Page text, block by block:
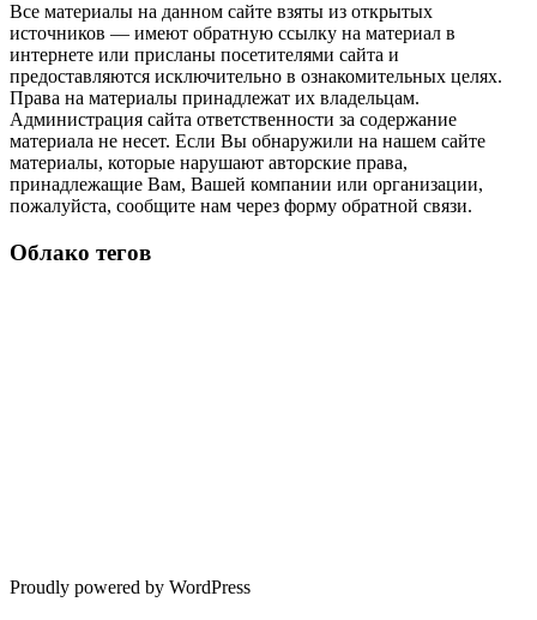
Все материалы на данном сайте взяты из открытых
источников — имеют обратную ссылку на материал в
интернете или присланы посетителями сайта и
предоставляются исключительно в ознакомительных целях.
Права на материалы принадлежат их владельцам.
Администрация сайта ответственности за содержание
материала не несет. Если Вы обнаружили на нашем сайте
материалы, которые нарушают авторские права,
принадлежащие Вам, Вашей компании или организации,
пожалуйста, сообщите нам через форму обратной связи.
Облако тегов
Proudly powered by WordPress